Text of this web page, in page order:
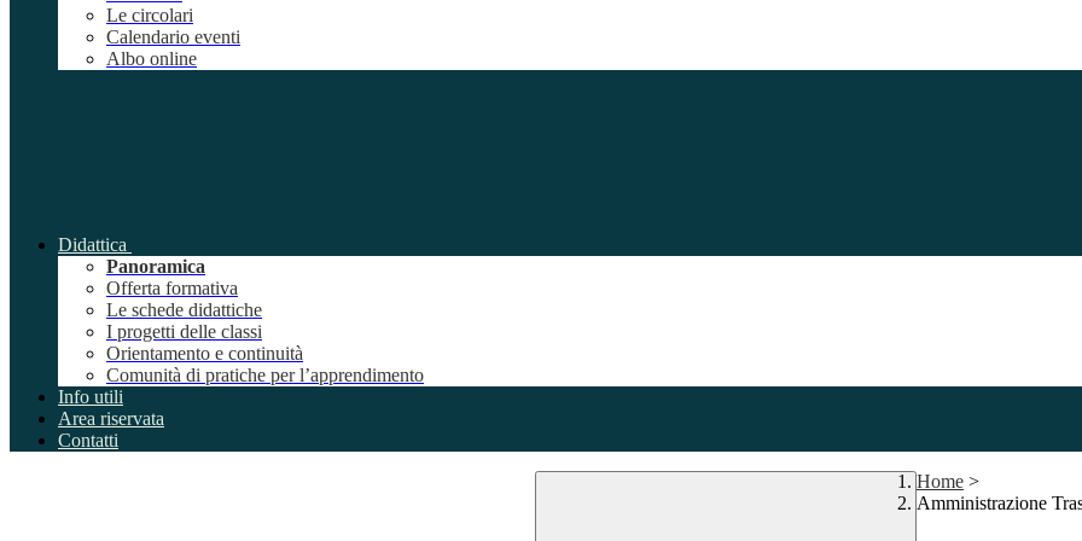
Le circolari
Calendario eventi
Albo online
Didattica
Panoramica
Offerta formativa
Le schede didattiche
I progetti delle classi
Orientamento e continuità
Comunità di pratiche per l’apprendimento
Info utili
Area riservata
Contatti
Home >
Amministrazione